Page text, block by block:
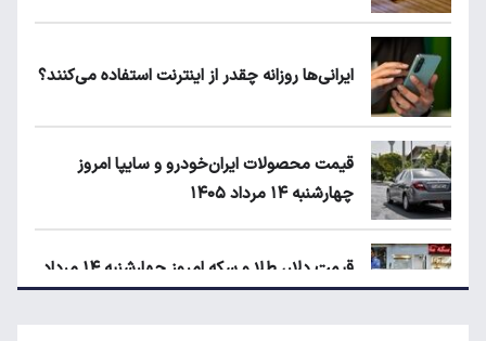
ایرانی‌ها روزانه چقدر از اینترنت استفاده می‌کنند؟
قیمت محصولات ایران‌خودرو و سایپا امروز
چهارشنبه ۱۴ مرداد ۱۴۰۵
قیمت دلار، طلا و سکه امروز چهارشنبه ۱۴ مرداد
۱۴۰۵